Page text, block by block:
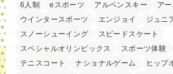
6人制 eスポーツ アルペンスキー
ア
ウインタースポーツ
エンジョイ
ジュニ
スノーシューイング
スピードスケート
スペシャルオリンピックス
スポーツ体験
テニスコート
ナショナルゲーム ヒップ